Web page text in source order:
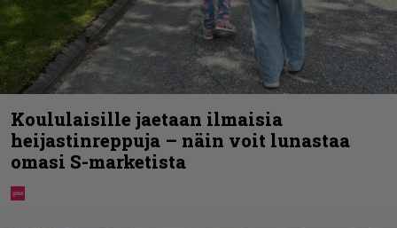
Koululaisille jaetaan ilmaisia
heijastinreppuja – näin voit lunastaa
omasi S-marketista